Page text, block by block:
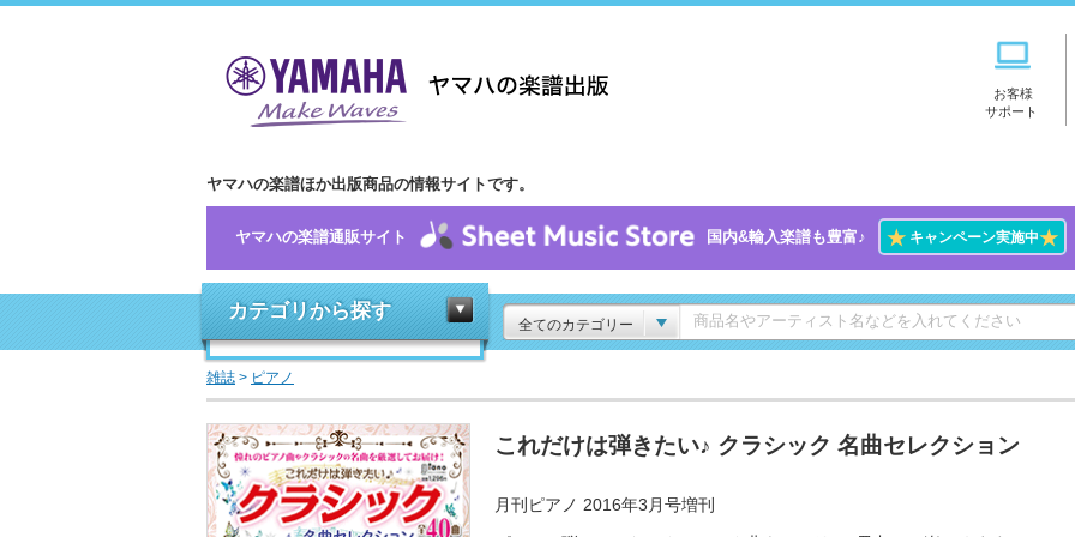
お客様
サポート
ヤマハの楽譜ほか出版商品の情報サイトです。
ヤマハの楽譜通販サイト 国内&輸入楽譜も豊富♪ ★キャンペーン実施中★
カテゴリから探す
全てのカテゴリー
雑誌 > ピアノ
これだけは弾きたい♪ クラシック 名曲セレクション
月刊ピアノ 2016年3月号増刊